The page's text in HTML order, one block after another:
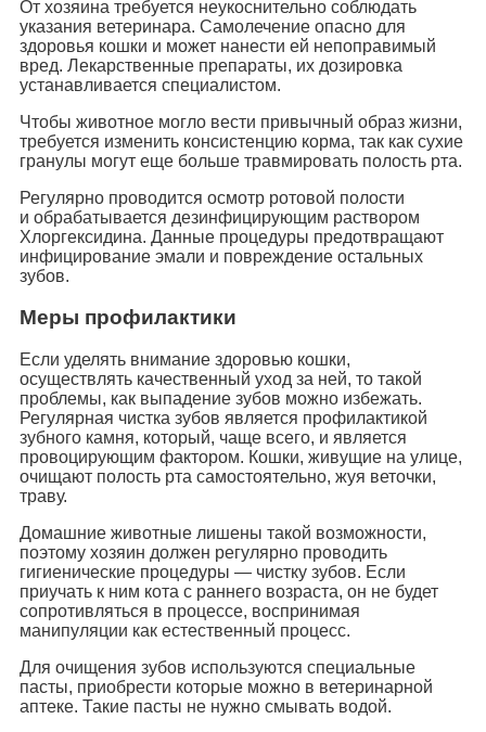
От хозяина требуется неукоснительно соблюдать
указания ветеринара. Самолечение опасно для
здоровья кошки и может нанести ей непоправимый
вред. Лекарственные препараты, их дозировка
устанавливается специалистом.
Чтобы животное могло вести привычный образ жизни,
требуется изменить консистенцию корма, так как сухие
гранулы могут еще больше травмировать полость рта.
Регулярно проводится осмотр ротовой полости
и обрабатывается дезинфицирующим раствором
Хлоргексидина. Данные процедуры предотвращают
инфицирование эмали и повреждение остальных
зубов.
Меры профилактики
Если уделять внимание здоровью кошки,
осуществлять качественный уход за ней, то такой
проблемы, как выпадение зубов можно избежать.
Регулярная чистка зубов является профилактикой
зубного камня, который, чаще всего, и является
провоцирующим фактором. Кошки, живущие на улице,
очищают полость рта самостоятельно, жуя веточки,
траву.
Домашние животные лишены такой возможности,
поэтому хозяин должен регулярно проводить
гигиенические процедуры — чистку зубов. Если
приучать к ним кота с раннего возраста, он не будет
сопротивляться в процессе, воспринимая
манипуляции как естественный процесс.
Для очищения зубов используются специальные
пасты, приобрести которые можно в ветеринарной
аптеке. Такие пасты не нужно смывать водой.